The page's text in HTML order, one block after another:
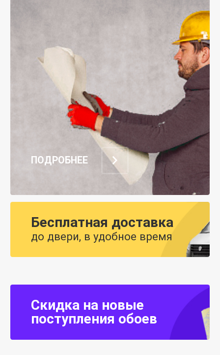
ПОДРОБНЕЕ
Бесплатная доставка
до двери, в удобное время
Скидка на новые
поступления обоев